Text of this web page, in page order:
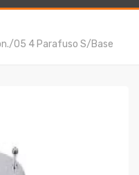
05 4 Parafuso S/base